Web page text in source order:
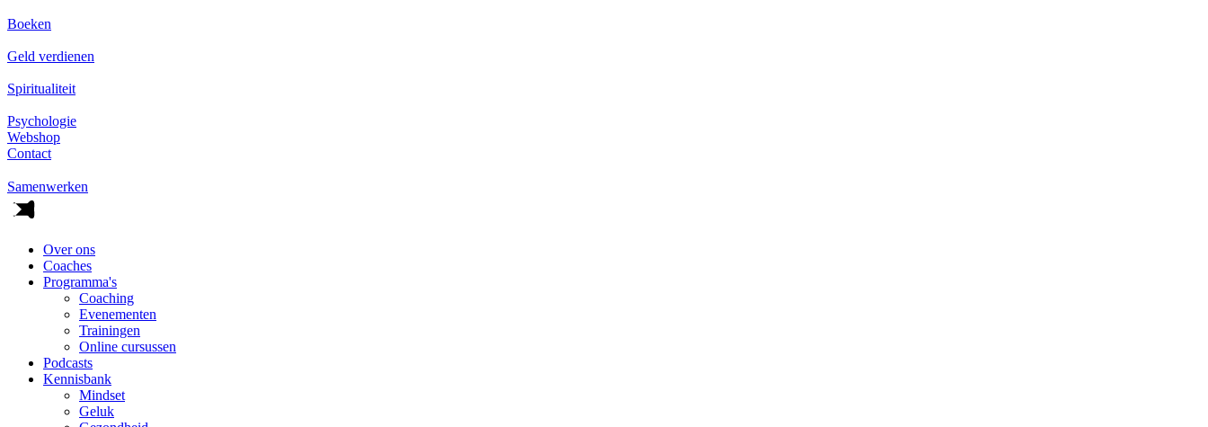
Boeken
Geld verdienen
Spiritualiteit
Psychologie
Webshop
Contact
Samenwerken
Over ons
Coaches
Programma's
Coaching
Evenementen
Trainingen
Online cursussen
Podcasts
Kennisbank
Mindset
Geluk